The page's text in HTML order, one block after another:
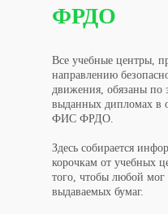
Все учебные центры,
направлению
движения, обязаны по
выданных дипломах в
ФИС ФРДО.
Здесь собирается
корочкам от учебных
того, чтобы любой мог
выдаваемых бумаг.
ФРДО